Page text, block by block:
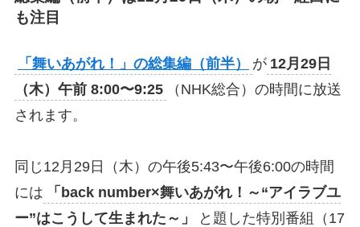
も注目
「舞いあがれ！」の総集編（前半） が 12月29日
（木）午前 8:00〜9:25
（NHK総合）の時間に放送
されます。
同じ12月29日（木）の午後5:43〜午後6:00の時間
には
「back number×舞いあがれ！～“アイラブユ
ー”はこうして生まれた～」
と題した特別番組（17